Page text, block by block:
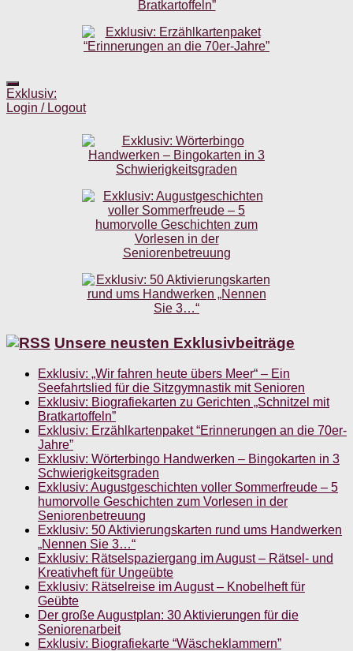
Exklusiv:
Login / Logout
Unsere neusten Exklusivbeiträge
Exklusiv: „Wir fahren heute übers Meer“ – Ein
Seefahrtslied für die Sitzgymnastik mit Senioren
Exklusiv: Biografiekarten zu Gerichten „Schnitzel mit
Bratkartoffeln”
Exklusiv: Erzählkartenpaket “Erinnerungen an die 70er-
Jahre”
Exklusiv: Wörterbingo Handwerken – Bingokarten in 3
Schwierigkeitsgraden
Exklusiv: Augustgeschichten voller Sommerfreude – 5
humorvolle Geschichten zum Vorlesen in der
Seniorenbetreuung
Exklusiv: 50 Aktivierungskarten rund ums Handwerken
„Nennen Sie 3…“
Exklusiv: Rätselspaziergang im August – Rätsel- und
Kreativheft für Ungeübte
Exklusiv: Rätselreise im August – Knobelheft für
Geübte
Der große Augustplan: 30 Aktivierungen für die
Seniorenarbeit
Exklusiv: Biografiekarte “Wäscheklammern”